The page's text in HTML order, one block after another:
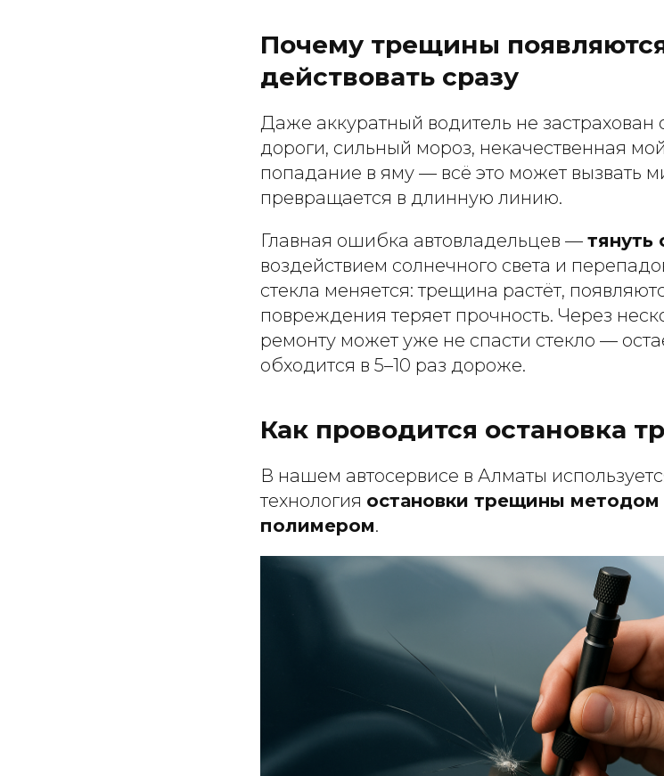
Почему трещины
действовать сразу
Даже аккуратный водитель не
дороги, сильный мороз, некачественная
попадание в яму — всё это может вызвать
превращается в длинную линию.
Главная ошибка автовладельцев — тянуть
воздействием солнечного света и
стекла меняется: трещина растёт,
повреждения теряет прочность. Через
ремонту может уже не спасти стекло —
обходится в 5–10 раз дороже.
Как проводится остановка
В нашем автосервисе в Алматы
технология остановки трещины методом
полимером.